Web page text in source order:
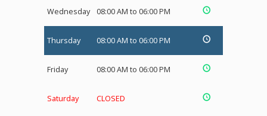
Wednesday 08:00 AM to 06:00 PM
Thursday 08:00 AM to 06:00 PM
Friday 08:00 AM to 06:00 PM
Saturday CLOSED